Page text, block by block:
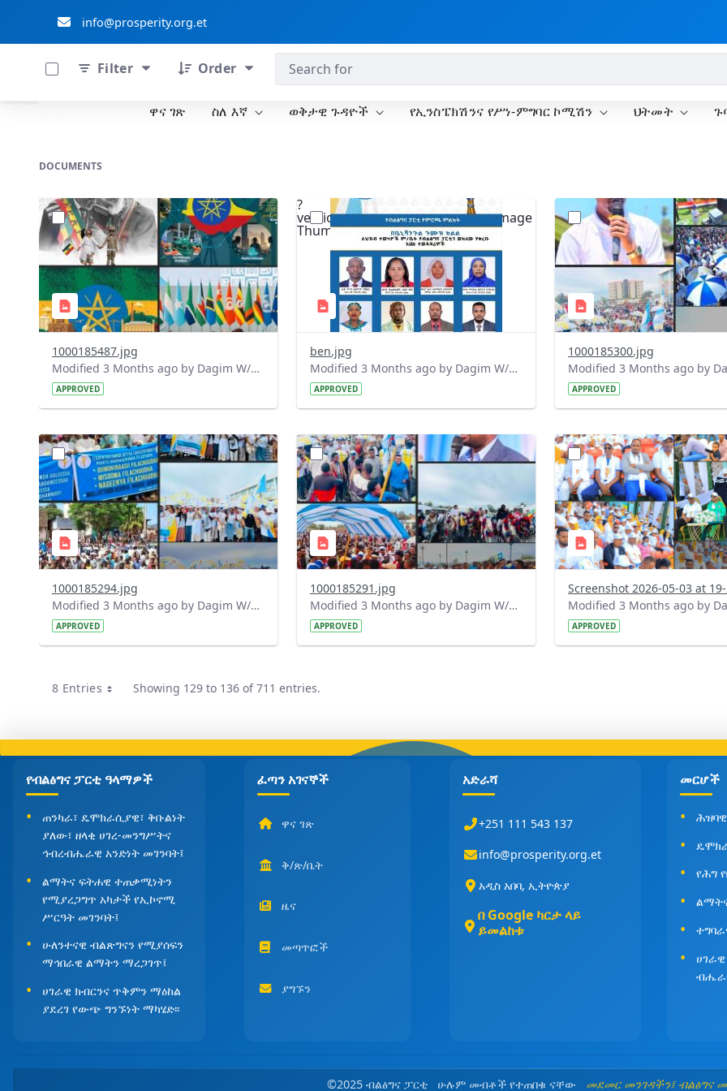
info@prosperity.org.et
ብልፅግና ፓርቲ
ዋና ገጽ ስለ እኛ ወቅታዊ ጉዳዮች የኢንስፔክሽንና የሥነ-ምግባር ኮሚሽን ህትመት
Filter Order
DOCUMENTS
?
version=1.0&t=1777970403223&image
Thumbnail=1
1000185487.jpg
Modified 3 Months ago by Dagim W/Mariam.
APPROVED
?
version=1.0&t=1777920713428&image
Thumbnail=1
ben.jpg
Modified 3 Months ago by Dagim W/Mariam.
APPROVED
?
Thumbnail=1
1000185300.jpg
APPROVED
?
version=1.0&t=1777902266767&image
Thumbnail=1
1000185294.jpg
Modified 3 Months ago by Dagim W/Mariam.
APPROVED
?
version=1.0&t=1777902186038&image
Thumbnail=1
1000185291.jpg
Modified 3 Months ago by Dagim W/Mariam.
APPROVED
?
Thumbnail=1
APPROVED
8 EntriesPer PageShowing 129 to 136 of 711 entries.
የብልፅግና ፓርቲ ዓላማዎች
ጠንካራ፣ ዴሞክራሲያዊ፣ ቅቡልነት
ያለው፣ ዘላቂ ሀገረ-መንግሥትና
ኅብረብሔራዊ አንድነት መገንባት፤
ልማትና ፍትሐዊ ተጠቃሚነትን
የሚያረጋግጥ አካታች የኢኮኖሚ
ሥርዓት መገንባት፤
ሁለንተናዊ ብልጽግናን የሚያሰፍን
ማኅበራዊ ልማትን ማረጋገጥ፤
ሀገራዊ ክብርንና ጥቅምን ማዕከል
ያደረገ የውጭ ግንኙነት ማካሄድ፡፡
ፈጣን አገናኞች
ዋና ገጽ
ቅ/ጽ/ቤት
ዜና
መጣጥፎች
ያግኙን
አድራሻ
+251 111 543 137
info@prosperity.org.et
አዲስ አበባ, ኢትዮጵያ
በ Google ካርታ ላይ
ይመልከቱ
መርሆች
የሕግ
©2025 ብልፅግና ፓርቲ ሁሉም መብቶች የተጠበቁ ናቸው መደመር መንገዳችን፤ ብልፅግና